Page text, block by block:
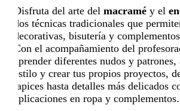
Disfruta del arte del macramé y el
dos técnicas tradicionales que
decorativas, bisutería y
Con el acompañamiento del
aprender diferentes nudos y
estilo y crear tus propios proyectos,
tapices hasta detalles más delicados
aplicaciones en ropa y complementos.